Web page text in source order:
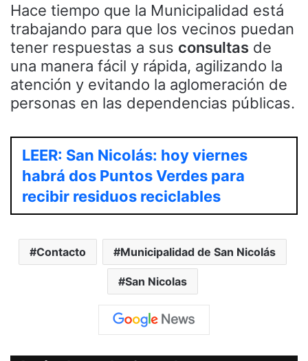
Hace tiempo que la Municipalidad está
trabajando para que los vecinos puedan
tener respuestas a sus consultas de
una manera fácil y rápida, agilizando la
atención y evitando la aglomeración de
personas en las dependencias públicas.
LEER: San Nicolás: hoy viernes
habrá dos Puntos Verdes para
recibir residuos reciclables
Contacto Municipalidad de San Nicolás
San Nicolas